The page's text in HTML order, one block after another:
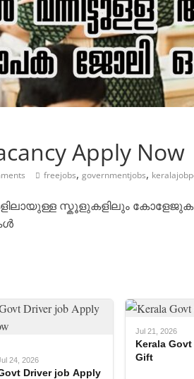
Apply Now
freejobs, governmentjobs,
സ്കൂളുകളിലും
24, 2026
Driver job Apply
Jul 21, 2026
Kerala Govt
Gift